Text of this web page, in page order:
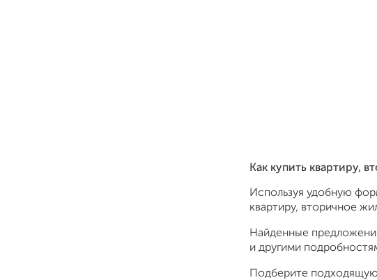
Как купить квартиру,
Используя удобную
квартиру, вторичное
Найденные
и другими
Подберите